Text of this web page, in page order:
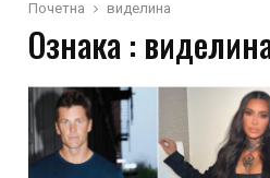
Почетна виделина
Ознака :